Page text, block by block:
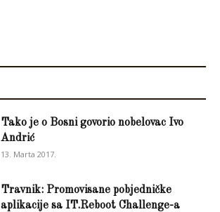
Tako je o Bosni govorio nobelovac Ivo
Andrić
13. Marta 2017.
Travnik: Promovisane pobjedničke
aplikacije sa IT.Reboot Challenge-a